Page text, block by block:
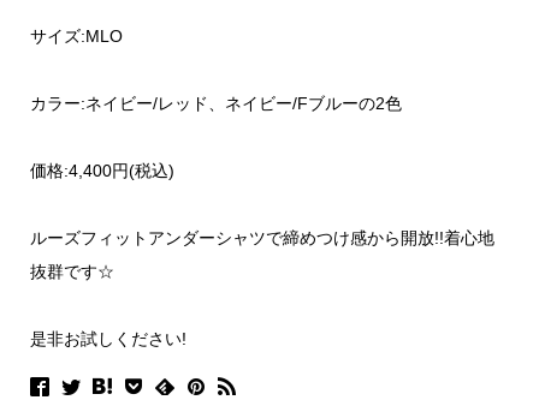
サイズ:MLO
カラー:ネイビー/レッド、ネイビー/Fブルーの2色
価格:4,400円(税込)
ルーズフィットアンダーシャツで締めつけ感から開放!!着心地
抜群です☆
是非お試しください!